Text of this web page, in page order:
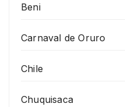
Beni
Carnaval de Oruro
Chile
Chuquisaca